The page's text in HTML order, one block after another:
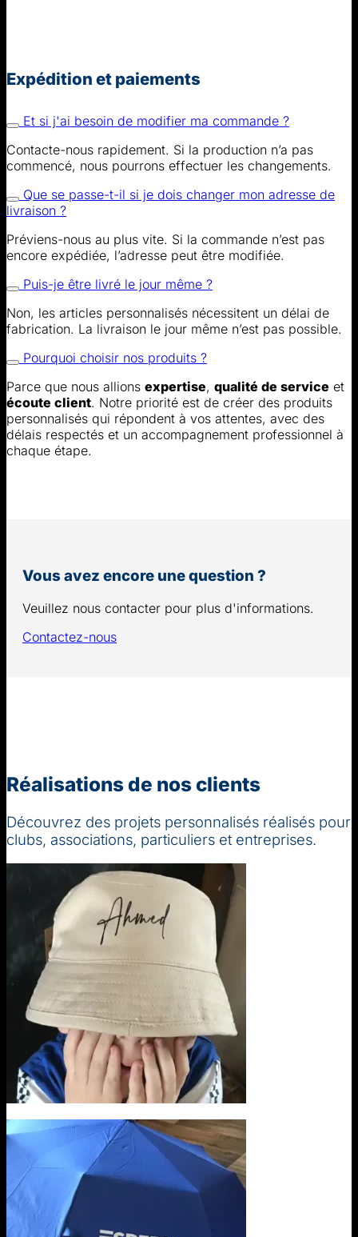
Expédition et paiements
Et si j'ai besoin de modifier ma commande ?
Contacte-nous rapidement. Si la production n’a pas
commencé, nous pourrons effectuer les changements.
Que se passe-t-il si je dois changer mon adresse de
livraison ?
Préviens-nous au plus vite. Si la commande n’est pas
encore expédiée, l’adresse peut être modifiée.
Puis-je être livré le jour même ?
Non, les articles personnalisés nécessitent un délai de
fabrication. La livraison le jour même n’est pas possible.
Pourquoi choisir nos produits ?
Parce que nous allions expertise, qualité de service et
écoute client. Notre priorité est de créer des produits
personnalisés qui répondent à vos attentes, avec des
délais respectés et un accompagnement professionnel à
chaque étape.
Vous avez encore une question ?
Veuillez nous contacter pour plus d'informations.
Contactez-nous
Réalisations de nos clients
Découvrez des projets personnalisés réalisés pour
clubs, associations, particuliers et entreprises.